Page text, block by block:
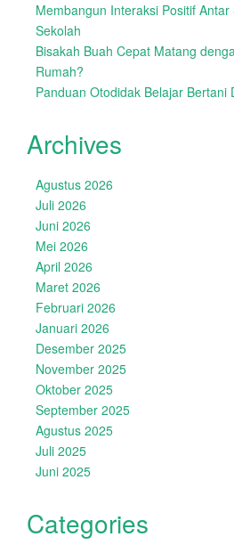
Membangun Interaksi Positif
Sekolah
Bisakah Buah Cepat Matang
Rumah?
Panduan Otodidak Belajar Bertani
Archives
Agustus 2026
Juli 2026
Juni 2026
Mei 2026
April 2026
Maret 2026
Februari 2026
Januari 2026
Desember 2025
November 2025
Oktober 2025
September 2025
Agustus 2025
Juli 2025
Juni 2025
Categories